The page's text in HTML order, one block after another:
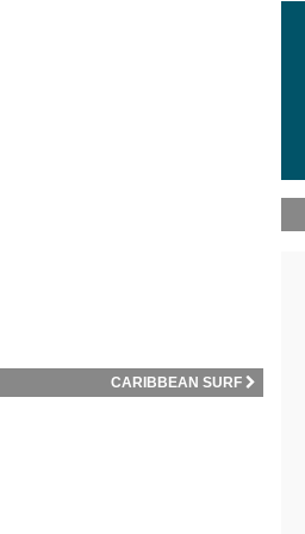
CARIBBEAN SURF